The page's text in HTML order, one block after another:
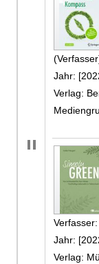
Jahr:
Verlag:
Verfasser:
Jahr:
Verlag: